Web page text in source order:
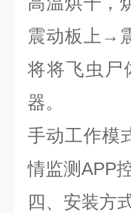
震动板上→
将将飞虫
器。
手动工作模
情监测APP
四、安装方